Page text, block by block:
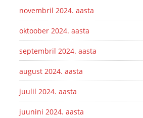
novembril 2024. aasta
oktoober 2024. aasta
septembril 2024. aasta
august 2024. aasta
juulil 2024. aasta
juunini 2024. aasta